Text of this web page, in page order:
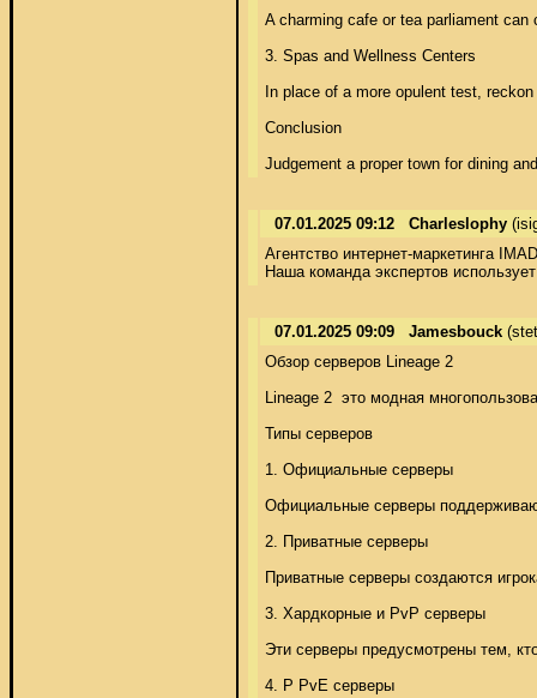
A charming cafe or tea parliament
3. Spas and Wellness Centers
In place of a more opulent test,
Conclusion
Judgement a proper town for dining
07.01.2025 09:12 Charleslophy
Агентство интернет-маркетинга
Наша команда экспертов
07.01.2025 09:09 Jamesbouck
Обзор серверов Lineage 2
Lineage 2  это модная
Типы серверов
1. Официальные серверы
Официальные серверы
2. Приватные серверы
Приватные серверы создаются
3. Хардкорные и PvP серверы
Эти серверы предусмотрены тем,
4. Р PvE серверы